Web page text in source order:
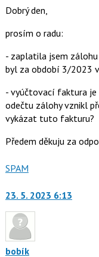
Dobrý den,
prosím o radu:
- zaplatila jsem zálohu
byl za období 3/2023
- vyúčtovací faktura je
odečtu zálohy vznikl
vykázat tuto fakturu?
Předem děkuju za
Nahlásit
jako
SPAM
23. 5. 2023 6:13
bobík